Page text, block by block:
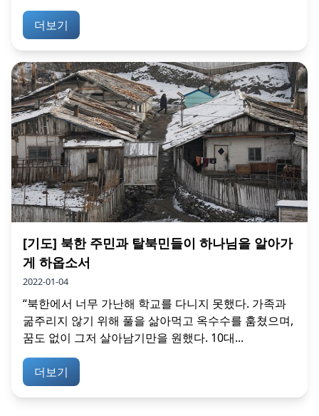
더보기
[기도] 북한 주민과 탈북민들이 하나님을 알아가
게 하옵소서
2022-01-04
“북한에서 너무 가난해 학교를 다니지 못했다. 가족과
굶주리지 않기 위해 풀을 삶아먹고 옥수수를 훔쳤으며,
꿈도 없이 그저 살아남기만을 원했다. 10대...
더보기